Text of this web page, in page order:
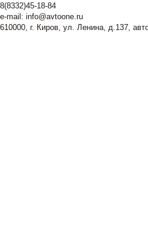
8(8332)45-18-84
e-mail: info@avtoone.ru
610000, г. Киров, ул. Ленина, д.137,